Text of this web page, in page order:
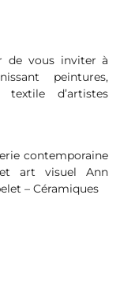
de vous inviter à
peintures,
d’artistes
contemporaine
art visuel Ann
– Céramiques